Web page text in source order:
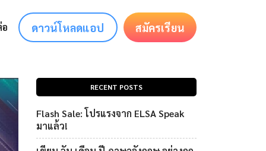
ดาวน์โหลดแอป สมัครเรียน
RECENT POSTS
Flash Sale: โปรแรงจาก ELSA Speak
มาแล้ว!